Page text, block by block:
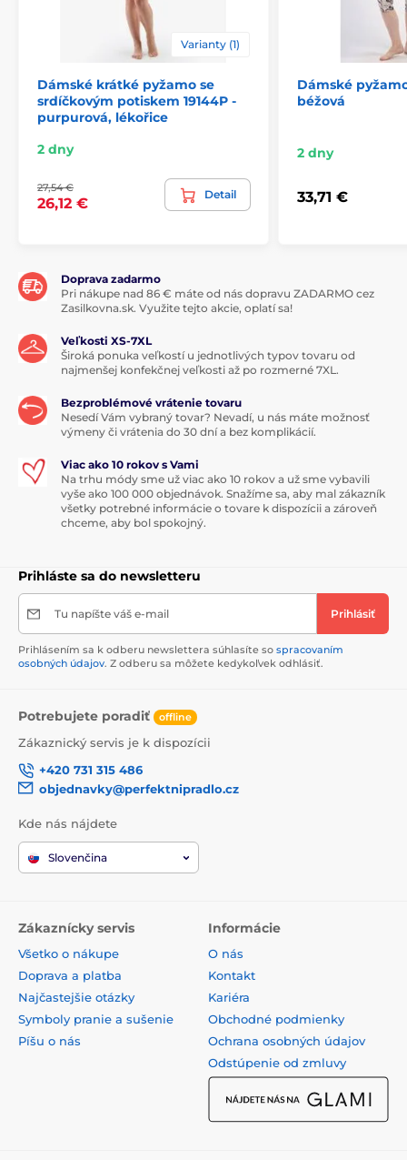
Varianty (1)
Dámské krátké pyžamo se
srdíčkovým potiskem 19144P -
purpurová, lékořice
2 dny
27,54 €
26,12 €
Detail
Dámské
béžová
2 dny
33,71 €
Doprava zadarmo
Pri nákupe nad 86 € máte od nás dopravu ZADARMO cez
Zasilkovna.sk. Využite tejto akcie, oplatí sa!
Veľkosti XS-7XL
Široká ponuka veľkostí u jednotlivých typov tovaru od
najmenšej konfekčnej veľkosti až po rozmerné 7XL.
Bezproblémové vrátenie tovaru
Nesedí Vám vybraný tovar? Nevadí, u nás máte možnosť
výmeny či vrátenia do 30 dní a bez komplikácií.
Viac ako 10 rokov s Vami
Na trhu módy sme už viac ako 10 rokov a už sme vybavili
vyše ako 100 000 objednávok. Snažíme sa, aby mal zákazník
všetky potrebné informácie o tovare k dispozícii a zároveň
chceme, aby bol spokojný.
Prihláste sa do newsletteru
Tu napíšte váš e-mail Prihlásiť
Prihlásením sa k odberu newslettera súhlasíte so spracovaním
osobných údajov. Z odberu sa môžete kedykoľvek odhlásiť.
Potrebujete poradiť offline
Zákaznický servis je k dispozícii
+420 731 315 486
objednavky@perfektnipradlo.cz
Kde nás nájdete
Slovenčina
Zákaznícky servis
Všetko o nákupe
Doprava a platba
Najčastejšie otázky
Symboly pranie a sušenie
Píšu o nás
Informácie
O nás
Kontakt
Kariéra
Obchodné podmienky
Ochrana osobných údajov
Odstúpenie od zmluvy